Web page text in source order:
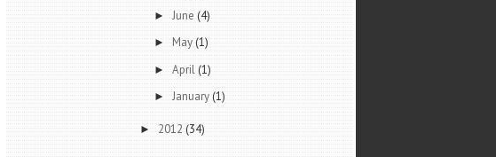
► June (4)
► May(1)
► April(1)
► January (1)
► 2012 (34)